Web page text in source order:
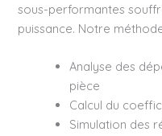
sous-performantes
puissance. Notre
Analyse des
pièce
Calcul du
Simulation des